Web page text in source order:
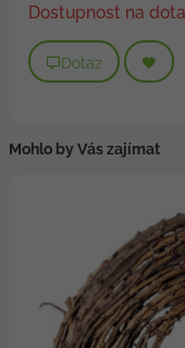
Dostupnost na
Dotaz
Mohlo by Vás zajímat